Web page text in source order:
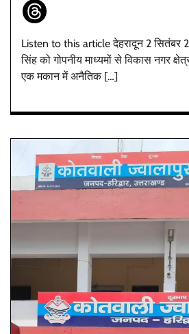
Listen to this article देहरादून 2
सिंह को गोपनीय माध्यमों से विकास नगर
एक मकान में अनैतिक […]